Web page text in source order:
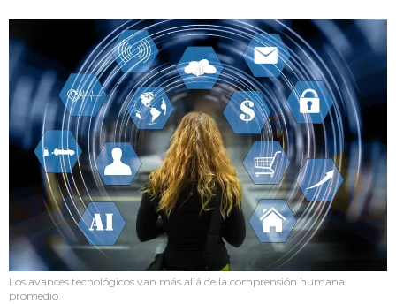
Los avances tecnológicos van más allá de la comprensión humana
promedio.